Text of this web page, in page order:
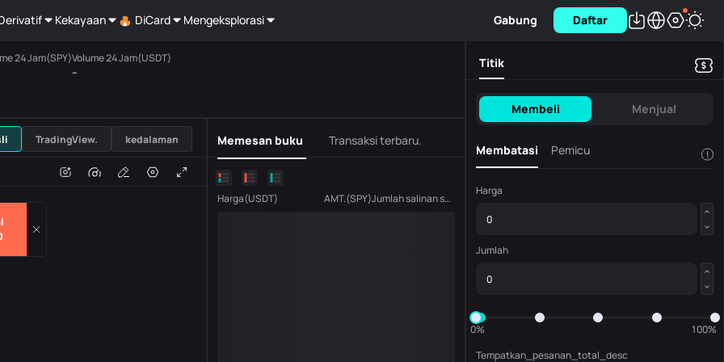
Kekayaan DiCard Mengeksplorasi Gabung Daftar
24 Jam(SPY)Volume 24 Jam(USDT)
--
USDT
Volume
TradingView. kedalaman Memesan buku Transaksi terbaru.
Harga(USDT) AMT.(SPY) Jumlah salinan saat ini SPY)
Titik
Membeli Menjual
Membatasi Pemicu !
Harga
Jumlah
0%
100%
Tempatkan_pesanan_total_desc